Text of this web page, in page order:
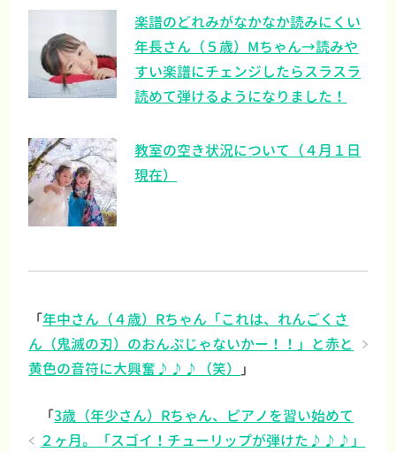
楽譜のどれみがなかなか読みにくい
年長さん（５歳）Mちゃん→読みや
すい楽譜にチェンジしたらスラスラ
読めて弾けるようになりました！
教室の空き状況について（４月１日
現在）
「年中さん（４歳）Rちゃん「これは、れんごくさ
ん（鬼滅の刃）のおんぷじゃないかー！！」と赤と
黄色の音符に大興奮♪♪♪（笑）
」
「3歳（年少さん）Rちゃん、ピアノを習い始めて
２ヶ月。「スゴイ！チューリップが弾けた♪♪♪」